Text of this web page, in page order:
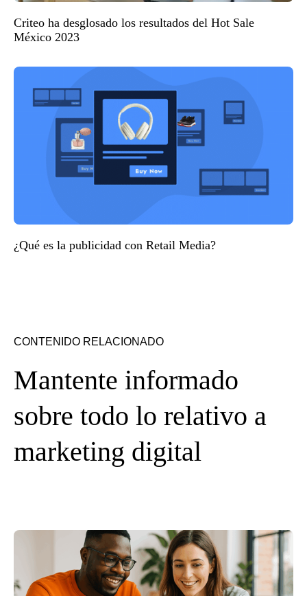
Criteo ha desglosado los resultados del Hot Sale
México 2023
¿Qué es la publicidad con Retail Media?
CONTENIDO RELACIONADO
Mantente informado
sobre todo lo relativo a
marketing digital